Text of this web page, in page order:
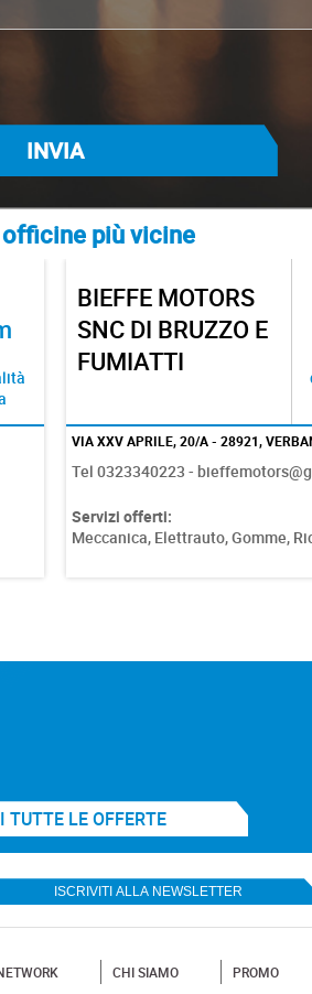
più vicine
OFFICINA MA
MOTORI
VIA LUINO, 1 - 21010, PORTO
Tel 0332547566 -
Servizi offerti:
TUTTE LE OFFERTE
CHI SIAMO PROMO